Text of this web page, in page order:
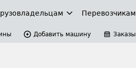
Перевозчикам
Добавить машину Заказы